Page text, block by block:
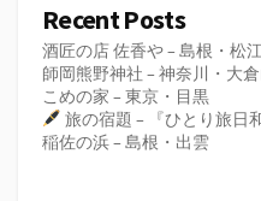
Recent Posts
酒匠の店 佐香や – 島根・松江
師岡熊野神社 – 神奈川・大
こめの家 – 東京・目黒
旅の宿題 – 『ひとり旅日
稲佐の浜 – 島根・出雲